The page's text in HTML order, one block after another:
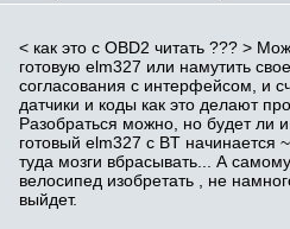
< как это с OBD2 читать ??? >
готовую elm327 или намутить
согласования с интерфейсом, и
датчики и коды как это делают
Разобраться можно, но будет ли
готовый elm327 c BT начинается
туда мозги вбрасывать... А
велосипед изобретать , не
выйдет.